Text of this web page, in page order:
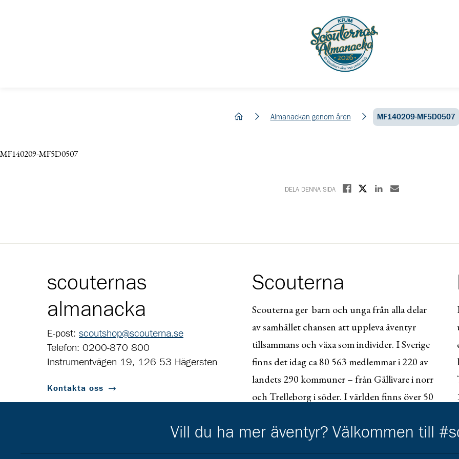
hem Almanackan genom åren MF140209-MF5D0507
MF140209-MF5D0507
DELA DENNA SIDA Dela på Facebook
Dela på XDela på Linkedin
Dela med E-post
scouternas
almanacka
E-post: scoutshop@scouterna.se
Telefon: 0200-870 800
Instrumentvägen 19, 126 53 Hägersten
Kontakta oss
Scouterna
Scouterna ger barn och unga från alla delar
av samhället chansen att uppleva äventyr
tillsammans och växa som individer. I Sverige
finns det idag ca 80 563 medlemmar i 220 av
landets 290 kommuner – från Gällivare i norr
och Trelleborg i söder. I världen finns över 50
Vill du ha mer äventyr? Välkommen till